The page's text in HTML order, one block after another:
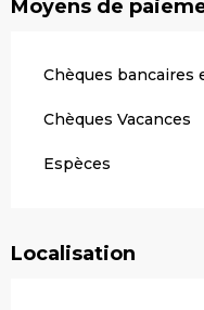
Moyens de
Chèques bancaires
Chèques Vacances
Espèces
Localisation